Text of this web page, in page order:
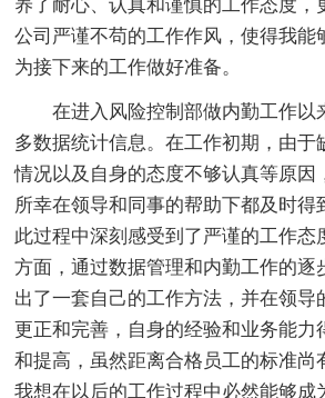
养了耐心、认真和谨慎的工作态度，
公司严谨不苟的工作作风，使得我能
为接下来的工作做好准备。
在进入风险控制部做内勤工作以
多数据统计信息。在工作初期，由于
情况以及自身的态度不够认真等原因
所幸在领导和同事的帮助下都及时得
此过程中深刻感受到了严谨的工作态
方面，通过数据管理和内勤工作的逐
出了一套自己的工作方法，并在领导
更正和完善，自身的经验和业务能力
和提高，虽然距离合格员工的标准尚
我想在以后的工作过程中必然能够成